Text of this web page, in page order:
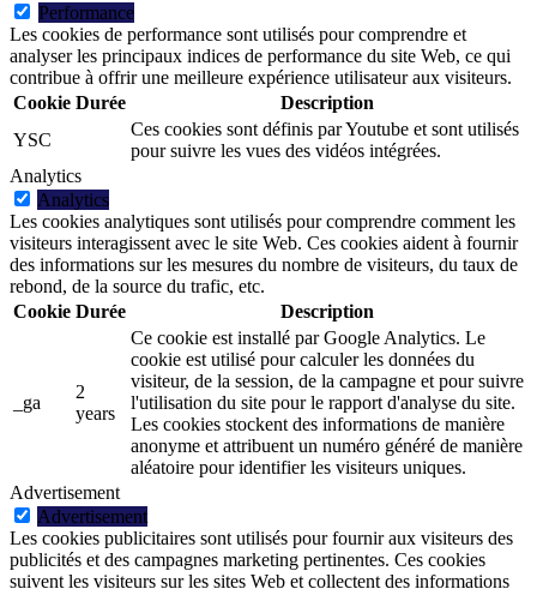
Performance
Les cookies de performance sont utilisés pour comprendre et
analyser les principaux indices de performance du site Web, ce qui
contribue à offrir une meilleure expérience utilisateur aux visiteurs.
Cookie Durée
Description
YSC
Ces cookies sont définis par Youtube et sont utilisés
pour suivre les vues des vidéos intégrées.
Analytics
Analytics
Les cookies analytiques sont utilisés pour comprendre comment les
visiteurs interagissent avec le site Web. Ces cookies aident à fournir
des informations sur les mesures du nombre de visiteurs, du taux de
rebond, de la source du trafic, etc.
Cookie Durée Description
_ga
2
years
Ce cookie est installé par Google Analytics. Le
cookie est utilisé pour calculer les données du
visiteur, de la session, de la campagne et pour suivre
l'utilisation du site pour le rapport d'analyse du site.
Les cookies stockent des informations de manière
anonyme et attribuent un numéro généré de manière
aléatoire pour identifier les visiteurs uniques.
Advertisement
Advertisement
Les cookies publicitaires sont utilisés pour fournir aux visiteurs des
publicités et des campagnes marketing pertinentes. Ces cookies
suivent les visiteurs sur les sites Web et collectent des informations